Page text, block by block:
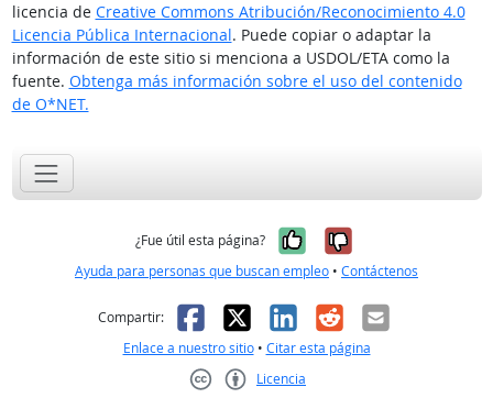
licencia de Creative Commons Atribución/Reconocimiento 4.0
Licencia Pública Internacional. Puede copiar o adaptar la
información de este sitio si menciona a USDOL/ETA como la
fuente. Obtenga más información sobre el uso del contenido
de O*NET.
¿Fue útil esta página? Sí, fue útil
No, no fue
Ayuda para personas que buscan empleo • Contáctenos
Compartir: Facebook
X LinkedIn
RedditCorreo
Enlace a nuestro sitio• Citar esta página
Licencia